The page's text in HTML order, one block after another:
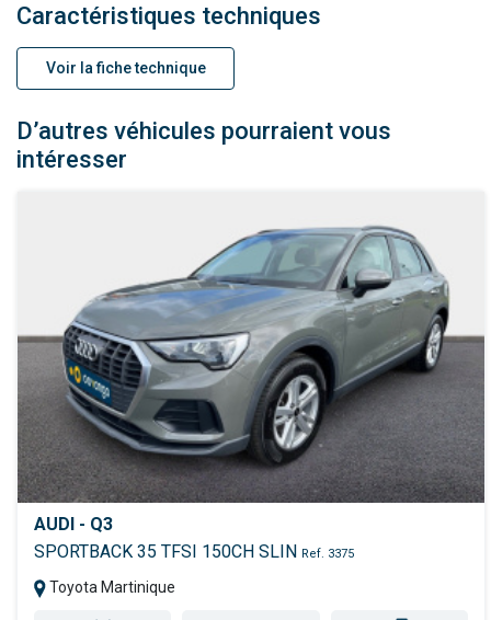
Caractéristiques techniques
Voir la fiche technique
D’autres véhicules pourraient vous
intéresser
AUDI - Q3
SPORTBACK 35 TFSI 150CH SLIN Ref. 3375
Toyota Martinique